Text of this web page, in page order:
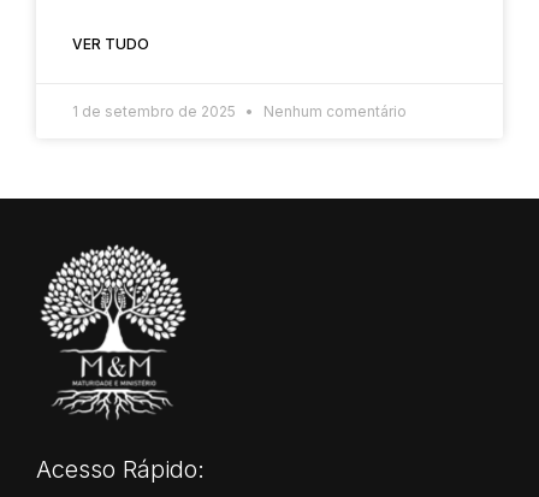
VER TUDO
1 de setembro de 2025 Nenhum comentário
Acesso Rápido: